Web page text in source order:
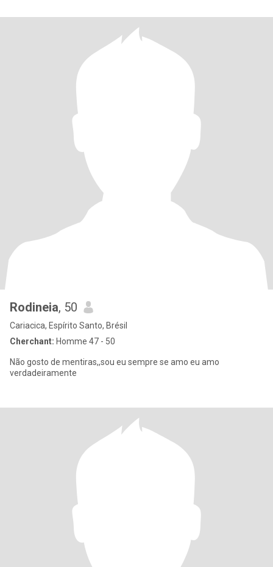
Rodineia, 50
Cariacica, Espírito Santo, Brésil
Cherchant: Homme 47 - 50
Não gosto de mentiras,,sou eu sempre se amo eu amo
verdadeiramente